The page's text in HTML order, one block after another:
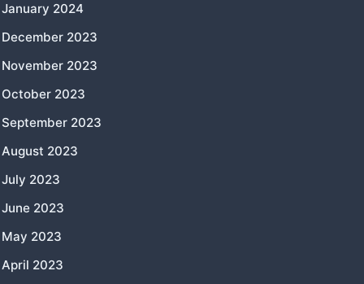
January 2024
December 2023
November 2023
October 2023
September 2023
August 2023
July 2023
June 2023
May 2023
April 2023